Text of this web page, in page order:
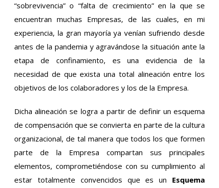
“sobrevivencia” o “falta de crecimiento” en la que se
encuentran muchas Empresas, de las cuales, en mi
experiencia, la gran mayoría ya venían sufriendo desde
antes de la pandemia y agravándose la situación ante la
etapa de confinamiento, es una evidencia de la
necesidad de que exista una total alineación entre los
objetivos de los colaboradores y los de la Empresa.
Dicha alineación se logra a partir de definir un esquema
de compensación que se convierta en parte de la cultura
organizacional, de tal manera que todos los que formen
parte de la Empresa compartan sus principales
elementos, comprometiéndose con su cumplimiento al
estar totalmente convencidos que es un Esquema